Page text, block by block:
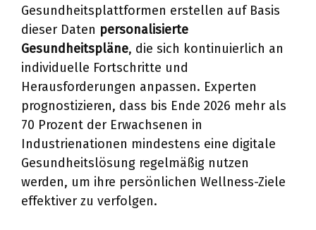
Gesundheitsplattformen erstellen auf Basis
dieser Daten personalisierte
Gesundheitspläne, die sich kontinuierlich an
individuelle Fortschritte und
Herausforderungen anpassen. Experten
prognostizieren, dass bis Ende 2026 mehr als
70 Prozent der Erwachsenen in
Industrienationen mindestens eine digitale
Gesundheitslösung regelmäßig nutzen
werden, um ihre persönlichen Wellness-Ziele
effektiver zu verfolgen.